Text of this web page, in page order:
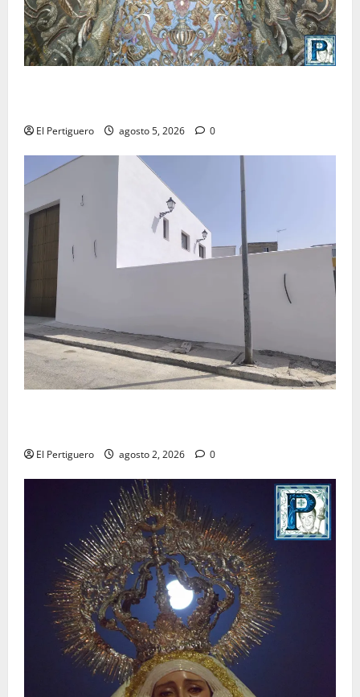
El Pertiguero agosto 5, 2026 0
El Pertiguero agosto 2, 2026 0